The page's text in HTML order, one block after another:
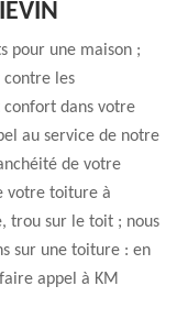
pour une maison ;
les
dans votre
au service de notre
de votre
votre toiture à
trou sur le toit ; nous
sur une toiture : en
appel à KM